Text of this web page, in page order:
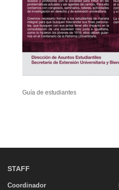
Guía de estudiantes
STAFF
Coordinador